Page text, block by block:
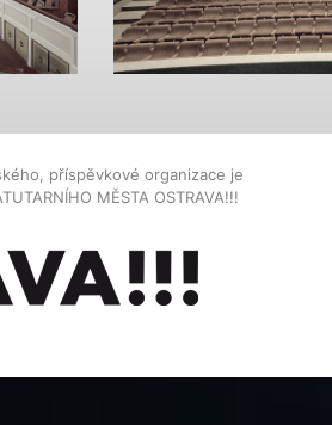
příspěvkové organizace je
MĚSTA OSTRAVA!!!